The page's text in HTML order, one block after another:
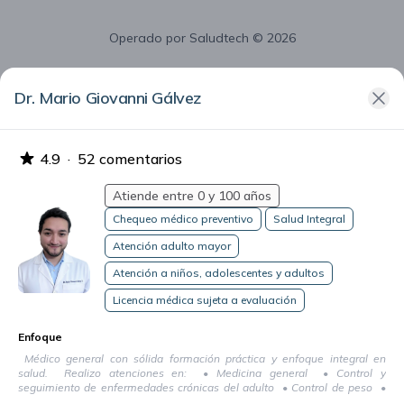
Dr. Mario Giovanni Gálvez
4.9 · 52 comentarios
Atiende entre 0 y 100 años
Chequeo médico preventivo
Salud Integral
Atención adulto mayor
Atención a niños, adolescentes y adultos
Licencia médica sujeta a evaluación
Enfoque
Médico general con sólida formación práctica y enfoque integral en
salud. Realizo atenciones en: • Medicina general • Control y
seguimiento de enfermedades crónicas del adulto • Control de peso •
Operado por Saludtech © 2026